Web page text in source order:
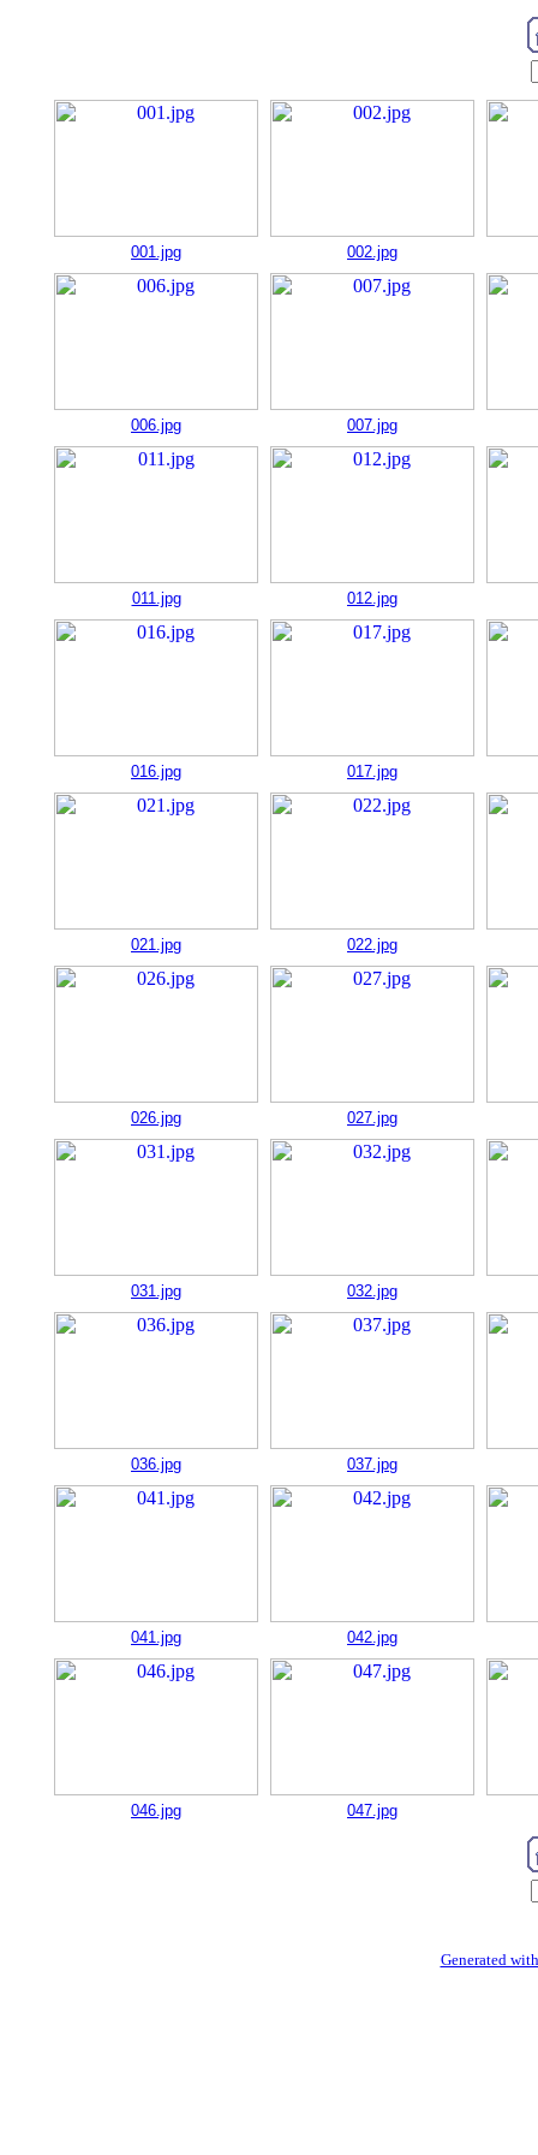
001.jpg 002.jpg
006.jpg 007.jpg
011.jpg 012.jpg
016.jpg 017.jpg
021.jpg 022.jpg
026.jpg 027.jpg
031.jpg 032.jpg
036.jpg 037.jpg
041.jpg 042.jpg
046.jpg 047.jpg
Generated